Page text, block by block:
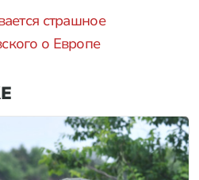
страшное
о Европе